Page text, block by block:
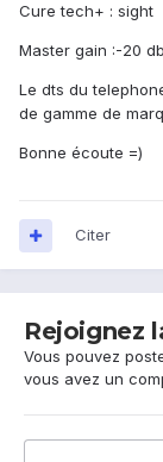
Cure tech+ : sight
Master gain :-20 db
Le dts du
de gamme de
Bonne écoute =)
Citer
Rejoignez
Vous pouvez
vous avez un